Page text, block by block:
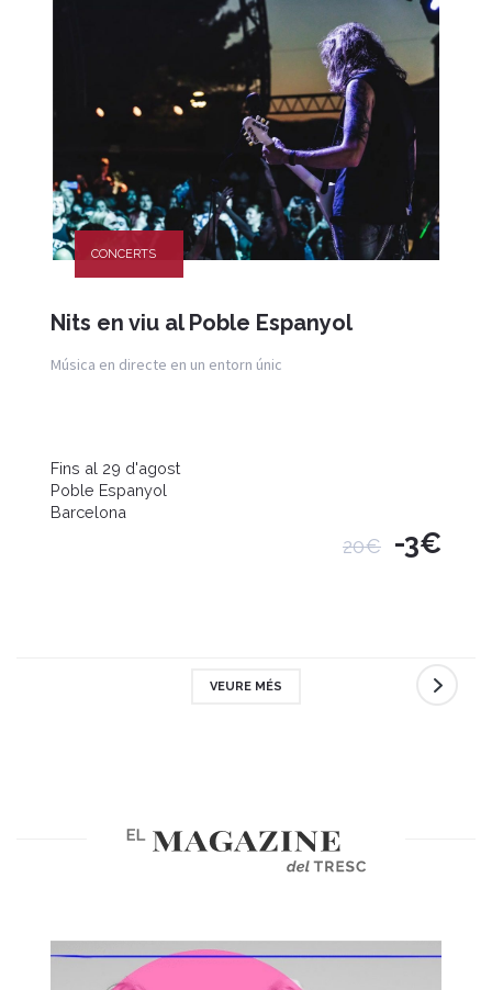
CONCERTS
Nits en viu al Poble Espanyol
Música en directe en un entorn únic
Fins al 29 d'agost
Poble Espanyol
Barcelona
20€ -3€
VEURE MÉS